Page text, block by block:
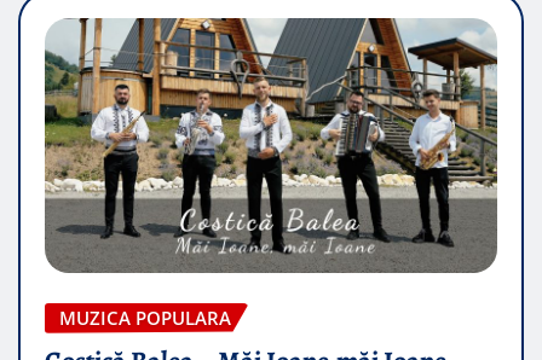
MUZICA POPULARA